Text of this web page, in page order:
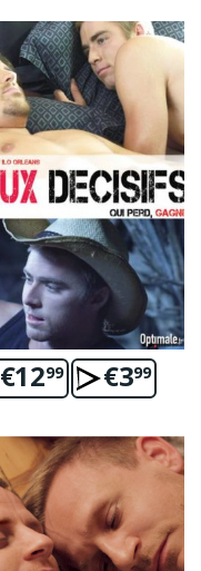
€1299 €399